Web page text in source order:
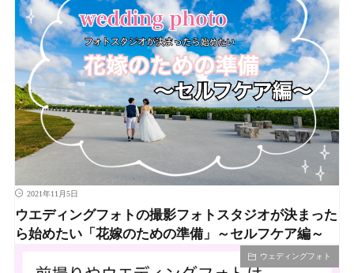
2021年11月5日
ウエディングフォトの撮影フォトスタジオが決まった
ら始めたい「花嫁のための準備」～セルフケア編～
ウェディングフォト